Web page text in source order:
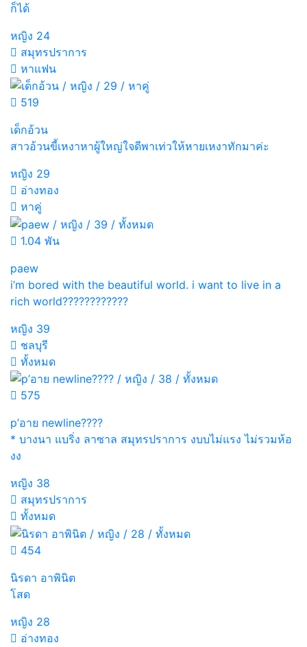
ก็ได้
หญิง 24
สมุทรปราการ
หาแฟน
519
เด็กอ้วน
สาวอ้วนขี้เหงาหาผู้ใหญ่ใจดีพาเท่วให้หายเหงาทักมาค่ะ
หญิง 29
อ่างทอง
หาคู่
1.04 พัน
paew
i’m bored with the beautiful world. i want to live in a
rich world????????????
หญิง 39
ชลบุรี
ทั้งหมด
575
p’อาย newline????
* บางนา แบริ่ง ลาซาล สมุทรปราการ งบบไม่แรง ไม่รวมห้อ
งง
หญิง 38
สมุทรปราการ
ทั้งหมด
454
นิรดา อาพินิต
โสด
หญิง 28
อ่างทอง